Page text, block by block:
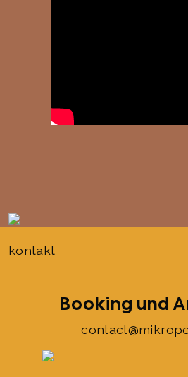
kontakt
Booking und